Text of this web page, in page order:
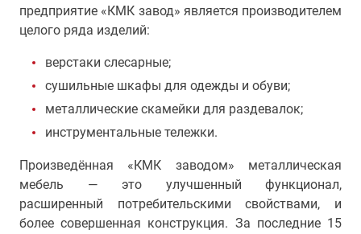
предприятие «КМК завод» является производителем
целого ряда изделий:
верстаки слесарные;
сушильные шкафы для одежды и обуви;
металлические скамейки для раздевалок;
инструментальные тележки.
Произведённая «КМК заводом» металлическая
мебель — это улучшенный функционал,
расширенный потребительскими свойствами, и
более совершенная конструкция. За последние 15